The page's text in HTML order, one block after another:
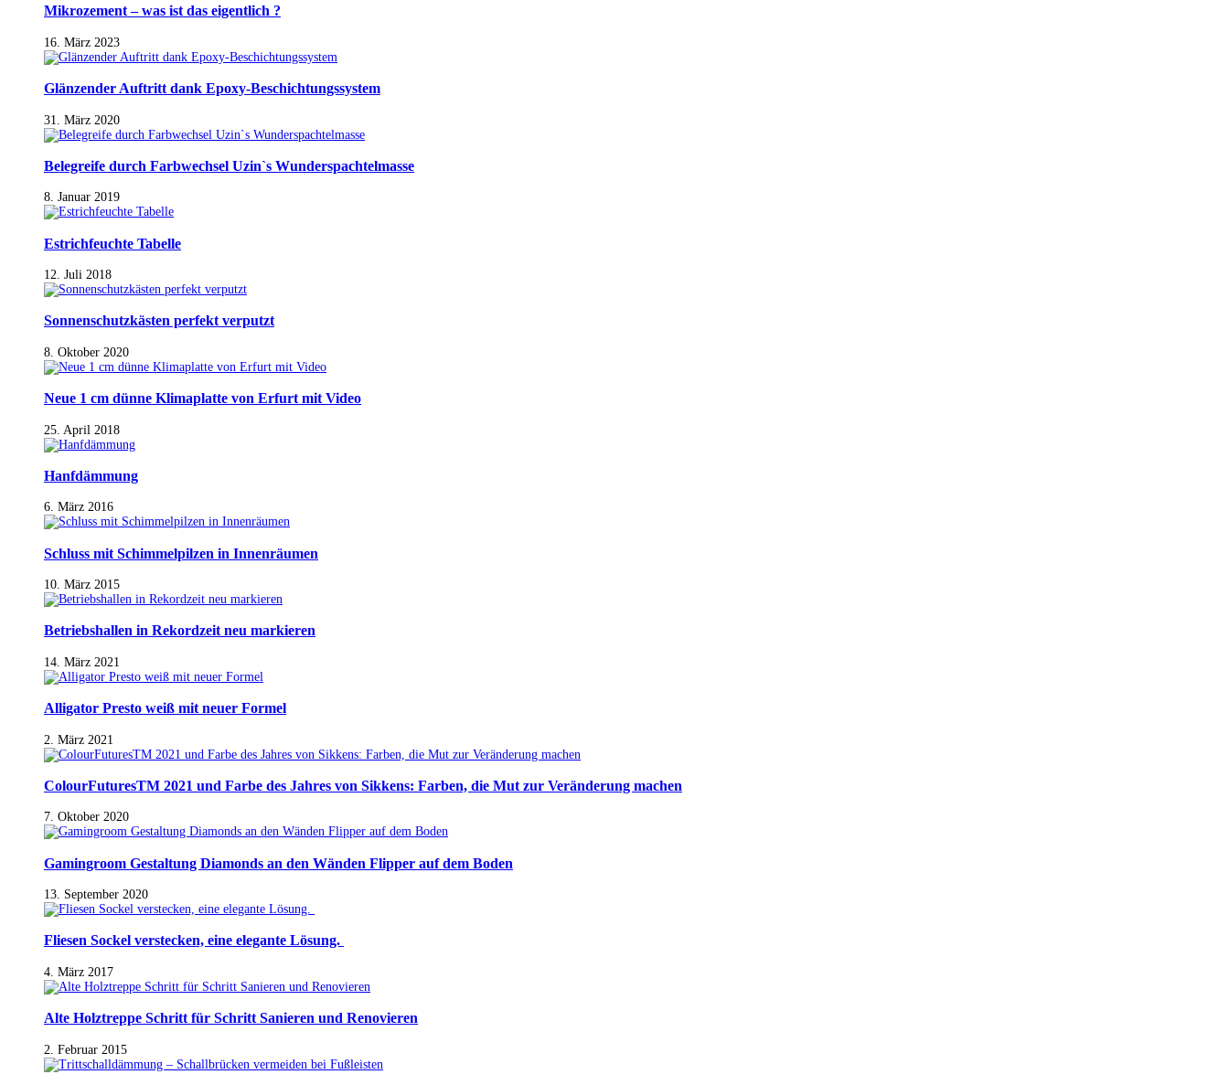
Mikrozement – was ist das eigentlich ?
16. März 2023
Glänzender Auftritt dank Epoxy-Beschichtungssystem
31. März 2020
Belegreife durch Farbwechsel Uzin`s Wunderspachtelmasse
8. Januar 2019
Estrichfeuchte Tabelle
12. Juli 2018
Sonnenschutzkästen perfekt verputzt
8. Oktober 2020
Neue 1 cm dünne Klimaplatte von Erfurt mit Video
25. April 2018
Hanfdämmung
6. März 2016
Schluss mit Schimmelpilzen in Innenräumen
10. März 2015
Betriebshallen in Rekordzeit neu markieren
14. März 2021
Alligator Presto weiß mit neuer Formel
2. März 2021
ColourFuturesTM 2021 und Farbe des Jahres von Sikkens: Farben, die Mut zur Veränderung machen
7. Oktober 2020
Gamingroom Gestaltung Diamonds an den Wänden Flipper auf dem Boden
13. September 2020
Fliesen Sockel verstecken, eine elegante Lösung.
4. März 2017
Alte Holztreppe Schritt für Schritt Sanieren und Renovieren
2. Februar 2015